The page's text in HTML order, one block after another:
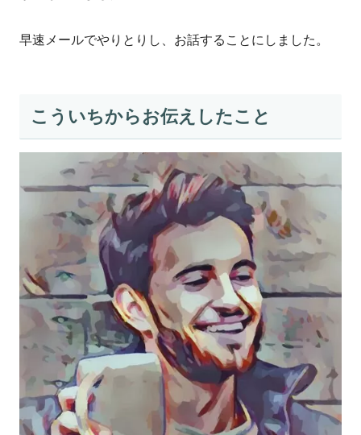
早速メールでやりとりし、お話することにしました。
こういちからお伝えしたこと